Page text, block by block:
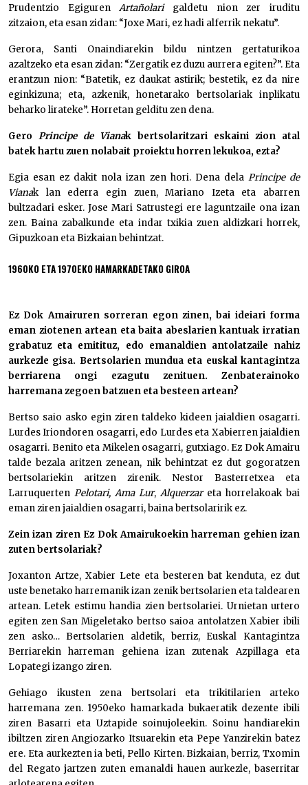
Prudentzio EgigurenArtañolarigaldetu nion zer iruditu
zitzaion, eta esan zidan: “Joxe Mari, ez hadi alferrik nekatu”.
Gerora, Santi Onaindiarekin bildu nintzen gertaturikoa
azaltzeko eta esan zidan: “Zergatik ez duzu aurrera egiten?”. Eta
erantzun nion: “Batetik, ez daukat astirik; bestetik, ez da nire
eginkizuna; eta, azkenik, honetarako bertsolariak inplikatu
beharko lirateke”. Horretan gelditu zen dena.
Gero Principe de Vianak bertsolaritzari eskaini zion atal
batek hartu zuen nolabait proiektu horren lekukoa, ezta?
Egia esan ez dakit nola izan zen hori. Dena dela Principe de
Vianak lan ederra egin zuen, Mariano Izeta eta abarren
bultzadari esker. Jose Mari Satrustegi ere laguntzaile ona izan
zen. Baina zabalkunde eta indar txikia zuen aldizkari horrek,
Gipuzkoan eta Bizkaian behintzat.
1960KO ETA 1970EKO HAMARKADETAKO GIROA
Ez Dok Amairuren sorreran egon zinen, bai ideiari forma
eman ziotenen artean eta baita abeslarien kantuak irratian
grabatuz eta emitituz, edo emanaldien antolatzaile nahiz
aurkezle gisa. Bertsolarien mundua eta euskal kantagintza
berriarena ongi ezagutu zenituen. Zenbaterainoko
harremana zegoen batzuen eta besteen artean?
Bertso saio asko egin ziren taldeko kideen jaialdien osagarri.
Lurdes Iriondoren osagarri, edo Lurdes eta Xabierren jaialdien
osagarri. Benito eta Mikelen osagarri, gutxiago. Ez Dok Amairu
talde bezala aritzen zenean, nik behintzat ez dut gogoratzen
bertsolariekin aritzen zirenik. Nestor Basterretxea eta
Larruquerten Pelotari, Ama Lur, Alquerzareta horrelakoak bai
eman ziren jaialdien osagarri, baina bertsolaririk ez.
Zein izan ziren Ez Dok Amairukoekin harreman gehien izan
zuten bertsolariak?
Joxanton Artze, Xabier Lete eta besteren bat kenduta, ez dut
uste benetako harremanik izan zenik bertsolarien eta taldearen
artean. Letek estimu handia zien bertsolariei. Urnietan urtero
egiten zen San Migeletako bertso saioa antolatzen Xabier ibili
zen asko… Bertsolarien aldetik, berriz, Euskal Kantagintza
Berriarekin harreman gehiena izan zutenak Azpillaga eta
Lopategi izango ziren.
Gehiago ikusten zena bertsolari eta trikitilarien arteko
harremana zen. 1950eko hamarkada bukaeratik dezente ibili
ziren Basarri eta Uztapide soinujoleekin. Soinu handiarekin
ibiltzen ziren Angiozarko Itsuarekin eta Pepe Yanzirekin batez
ere. Eta aurkezten ia beti, Pello Kirten. Bizkaian, berriz, Txomin
del Regato jartzen zuten emanaldi hauen aurkezle, baserritar